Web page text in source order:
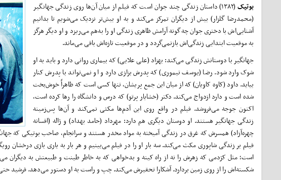
بوتیک
(۱۳۸۲) داستان زندگی چند جوان است که فیلم از میان آن‌ها روی زندگی جهانگیر
(محمدرضا گلزار) بیش از دیگران تمرکز می‌کند و به او بیش‌تر نزدیک می‌شویم تا بدانیم
آشنایی‌اش با دختری جوان چه‌گونه آرامش ظاهری زندگی او را به‌هم می‌ریزد و او دیگر هرگز
به موقعیت ابتدایی زندگی‌اش بازنمی‌گردد و در موقعیت تازه‌اش باقی می‌ماند.
جهانگیر با دوستانش زندگی می‌کند: بهزاد (علی علایی) که بیماری روانی دارد و باید به او
شوک وارد شود. رضا (یوسف تیموری) که پدرش بزازی دارد و او نمی‌تواند با پدرش کنار
بیاید. داود (کاوه کاویان) که از میان این جمع پریشان، تنها کسی است که ظاهراً خوش‌بخت
شده است و دارد ازدواج می‌کند. دکتر (خشایار پرتو) که درس و دانشگاه را رها کرده است،
اکنون جوجه می‌فروشد. فیلم در واقع روی این آدم‌ها مکثی نمی‌کند و آن‌ها پس‌زمینه
زندگی جهانگیر هستند. او دوستان دیگری هم دارد: مهرداد (حامد بهداد) و ژاله (افسانه
چهره‌آزاد) همسرش که غرق در زندگی آمیخته به مواد مخدر هستند و سرانجام، صاحب بوتیکی که
فیلم بر زندگی شاپوری مکث می‌کند. سه بار او را در فیلم می‌بینیم و هر بار به یاری بازی درخشان
است؛ مثل کژدمی که زهرش را نه از راه کینه و بدخواهی که به خاطر طینت و طبیعتش به دیگران
شکسته‌اش را از روی زمین بردارد. آشکارا تحقیرش می‌کند. چپ و راست به او دستور می‌دهد. فرشید حتی